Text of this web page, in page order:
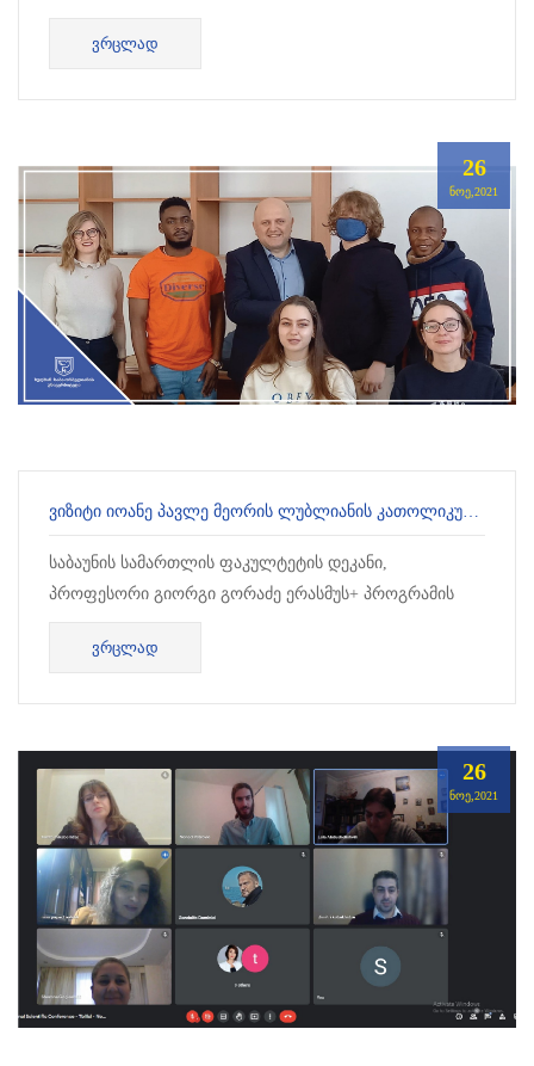
პროგრამა ითვალისწინებს მგზავრობის და
ყოველდღიურ ხარჯებს (...
ᲕᲠᲪᲚᲐᲓ
26
ᲜᲝᲔ,2021
ᲕᲘᲖᲘᲢᲘ ᲘᲝᲐᲜᲔ ᲞᲐᲕᲚᲔ ᲛᲔᲝᲠᲘᲡ ᲚᲣᲑᲚᲘᲐᲜᲘᲡ ᲙᲐᲗᲝᲚᲘᲙᲣᲠ ᲣᲜᲘᲕᲔᲠᲡᲘᲢᲔᲢᲨᲘ
საბაუნის სამართლის ფაკულტეტის დეკანი,
პროფესორი გიორგი გორაძე ერასმუს+ პროგრამის
ფარგლებში მიწვეული იყო იოანე პავლე მეორის
ლუბლიანის კათოლიკურ უნივერსიტეტში.
ᲕᲠᲪᲚᲐᲓ
26
ᲜᲝᲔ,2021